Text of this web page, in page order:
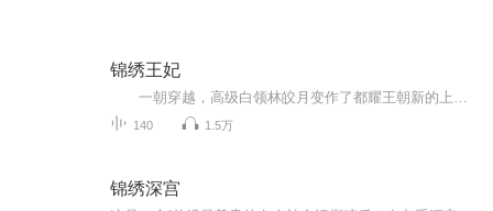
锦绣王妃
140 1.5万
锦绣深宫